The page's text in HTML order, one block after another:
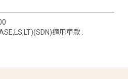
適用車款 :